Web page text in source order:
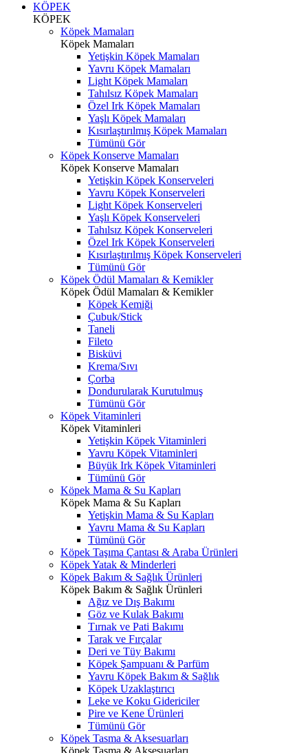
KÖPEK
KÖPEK
Köpek Mamaları
Köpek Mamaları
Yetişkin Köpek Mamaları
Yavru Köpek Mamaları
Light Köpek Mamaları
Tahılsız Köpek Mamaları
Özel Irk Köpek Mamaları
Yaşlı Köpek Mamaları
Kısırlaştırılmış Köpek Mamaları
Tümünü Gör
Köpek Konserve Mamaları
Köpek Konserve Mamaları
Yetişkin Köpek Konserveleri
Yavru Köpek Konserveleri
Light Köpek Konserveleri
Yaşlı Köpek Konserveleri
Tahılsız Köpek Konserveleri
Özel Irk Köpek Konserveleri
Kısırlaştırılmış Köpek Konserveleri
Tümünü Gör
Köpek Ödül Mamaları & Kemikler
Köpek Ödül Mamaları & Kemikler
Köpek Kemiği
Çubuk/Stick
Taneli
Fileto
Bisküvi
Krema/Sıvı
Çorba
Dondurularak Kurutulmuş
Tümünü Gör
Köpek Vitaminleri
Köpek Vitaminleri
Yetişkin Köpek Vitaminleri
Yavru Köpek Vitaminleri
Büyük Irk Köpek Vitaminleri
Tümünü Gör
Köpek Mama & Su Kapları
Köpek Mama & Su Kapları
Yetişkin Mama & Su Kapları
Yavru Mama & Su Kapları
Tümünü Gör
Köpek Taşıma Çantası & Araba Ürünleri
Köpek Yatak & Minderleri
Köpek Bakım & Sağlık Ürünleri
Köpek Bakım & Sağlık Ürünleri
Ağız ve Dış Bakımı
Göz ve Kulak Bakımı
Tırnak ve Pati Bakımı
Tarak ve Fırçalar
Deri ve Tüy Bakımı
Köpek Şampuanı & Parfüm
Yavru Köpek Bakım & Sağlık
Köpek Uzaklaştırıcı
Leke ve Koku Gidericiler
Pire ve Kene Ürünleri
Tümünü Gör
Köpek Tasma & Aksesuarları
Köpek Tasma & Aksesuarları